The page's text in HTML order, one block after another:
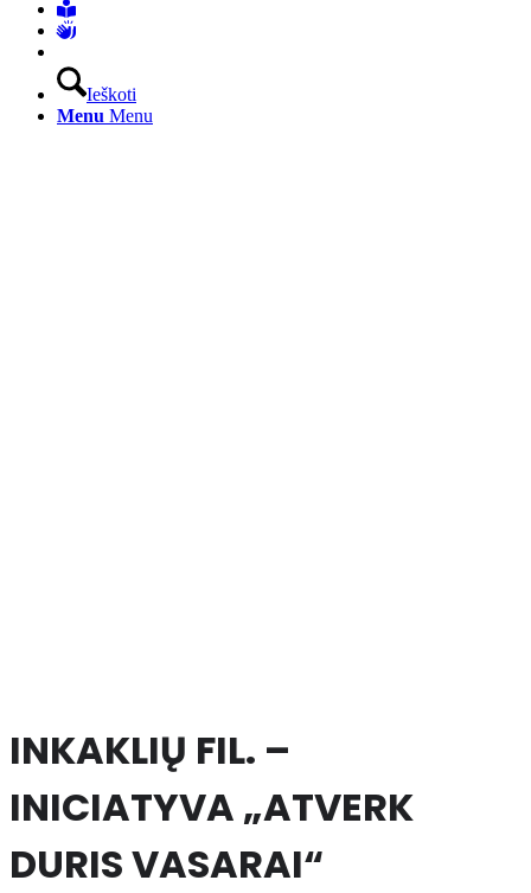
Ieškoti
Menu Menu
INKAKLIŲ FIL. –
INICIATYVA „ATVERK
DURIS VASARAI“